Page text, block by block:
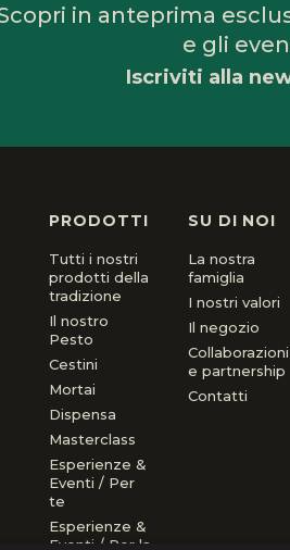
in anteprima
e gli
Iscriviti alla
PRODOTTI
Tutti i nostri
prodotti della
tradizione
Il nostro
Pesto
Cestini
Mortai
Dispensa
Masterclass
Esperienze &
Eventi / Per
te
Esperienze &
Eventi / Per la
SU DI NOI
La nostra
famiglia
I nostri valori
Il negozio
Collaborazioni
e partnership
Contatti